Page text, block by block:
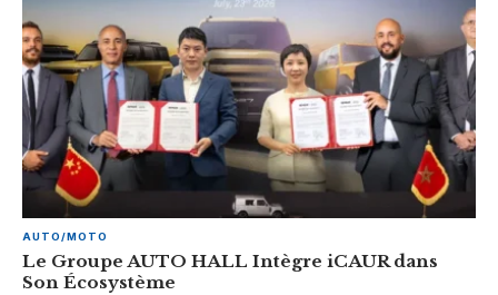
AUTO/MOTO
Le Groupe AUTO HALL Intègre iCAUR dans
Son Écosystème